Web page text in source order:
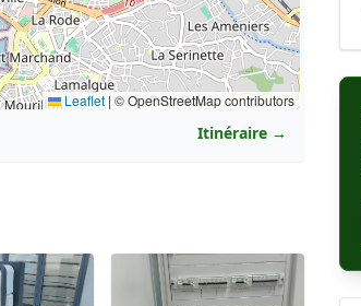
Leaflet | © OpenStreetMap contributors
Itinéraire →